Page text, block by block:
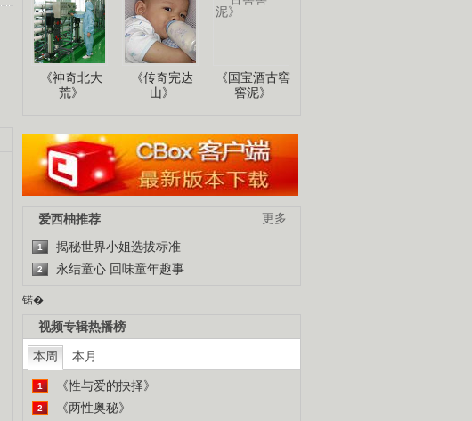
《神奇北大
荒》
《传奇完达
山》
《国宝酒古窖
窖泥》
更多
爱西柚推荐
1 揭秘世界小姐选拔标准
2 永结童心 回味童年趣事
锘�
视频专辑热播榜
本周 本月
1 《性与爱的抉择》
2 《两性奥秘》